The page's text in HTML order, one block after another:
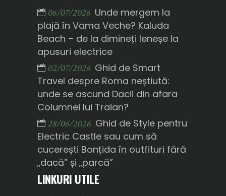
06/07/2026 Unde mergem la
plajă în Vama Veche? Kaluda
Beach – de la dimineți leneșe la
apusuri electrice
02/07/2026 Ghid de Smart
Travel despre Roma neștiută:
unde se ascund Dacii din afara
Columnei lui Traian?
28/06/2026 Ghid de Style pentru
Electric Castle sau cum să
cucerești Bonțida în outfituri fără
„dacă” și „parcă”
LINKURI UTILE